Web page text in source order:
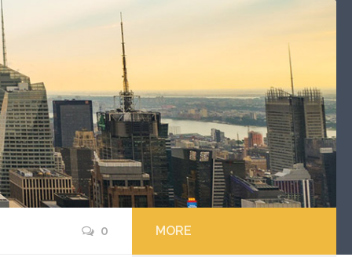
0 MORE